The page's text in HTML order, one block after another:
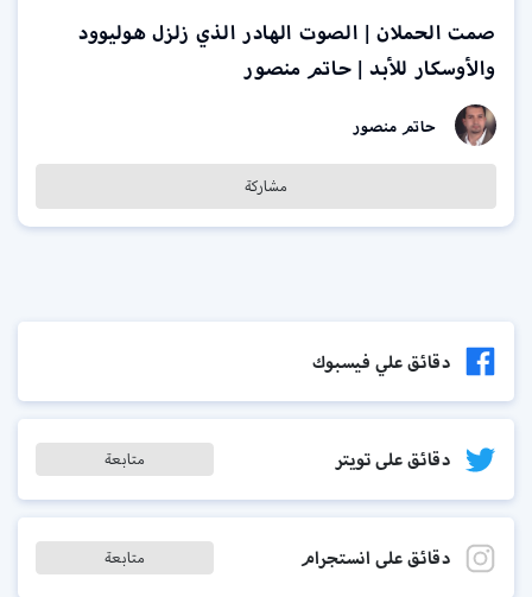
صمت الحملان | الصوت الهادر الذي زلزل هوليوود
والأوسكار للأبد | حاتم منصور
حاتم منصور
مشاركة
دقائق علي فيسبوك
دقائق على تويتر متابعة
دقائق على انستجرام متابعة